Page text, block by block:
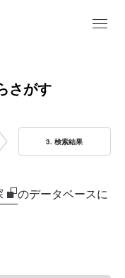
さがす
3. 検索結果
のデータベースに